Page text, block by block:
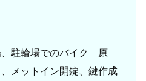
、駐輪場でのバイク 原
ットイン開錠、鍵作成